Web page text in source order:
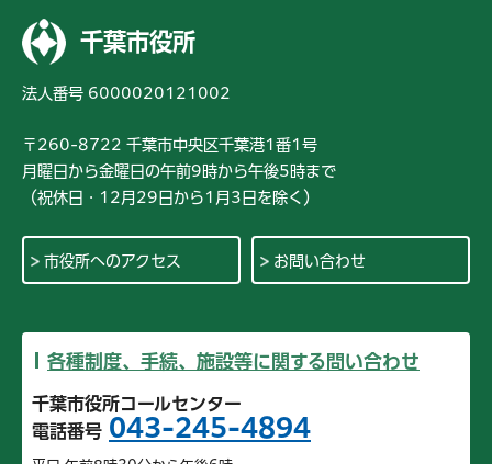
千葉市役所
法人番号 6000020121002
〒260-8722 千葉市中央区千葉港1番1号
月曜日から金曜日の午前9時から午後5時まで
（祝休日・12月29日から1月3日を除く）
市役所へのアクセス お問い合わせ
各種制度、手続、施設等に関する問い合わせ
千葉市役所コールセンター
電話番号 043-245-4894